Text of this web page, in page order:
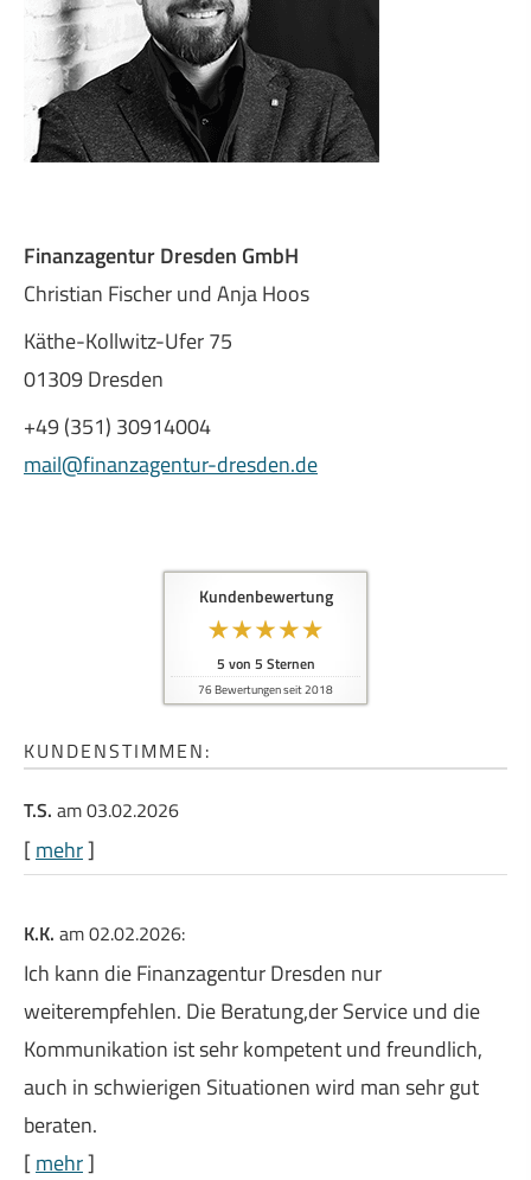
Finanzagentur Dresden GmbH
Christian Fischer und Anja Hoos
Käthe-Kollwitz-Ufer 75
01309 Dresden
+49 (351) 30914004
mail@finanzagentur-dresden.de
Kundenbewertung
5 von 5 Sternen
76 Bewertungen seit 2018
KUNDENSTIMMEN:
T.S. am 03.02.2026
[mehr]
K.K. am 02.02.2026:
Ich kann die Finanzagentur Dresden nur
weiterempfehlen. Die Beratung,der Service und die
Kommunikation ist sehr kompetent und freundlich,
auch in schwierigen Situationen wird man sehr gut
beraten.
[mehr]